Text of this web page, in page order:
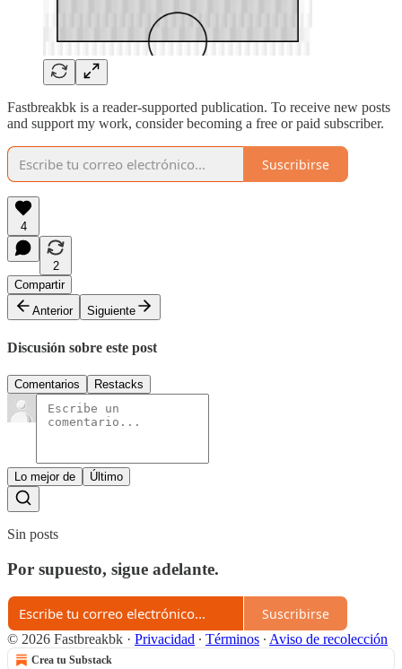
Fastbreakbk is a reader-supported publication. To receive new posts
and support my work, consider becoming a free or paid subscriber.
Suscribirse
4
2
Compartir
Anterior
Siguiente
Discusión sobre este post
Comentarios Restacks
Lo mejor de Último
Sin posts
Por supuesto, sigue adelante.
Suscribirse
© 2026 Fastbreakbk · Privacidad ∙ Términos ∙ Aviso de recolección
Crea tu Substack